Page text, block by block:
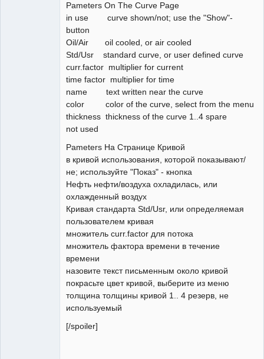
Pameters On The Curve Page
in use curve shown/not; use the "Show"-
button
Oil/Air oil cooled, or air cooled
Std/Usr standard curve, or user defined curve
curr.factor multiplier for current
time factor multiplier for time
name text written near the curve
color color of the curve, select from the menu
thickness thickness of the curve 1..4 spare
not used
Pameters На Странице Кривой
в кривой использования, которой показывают/
не; используйте "Показ" - кнопка
Нефть нефти/воздуха охладилась, или
охлажденный воздух
Кривая стандарта Std/Usr, или определяемая
пользователем кривая
множитель curr.factor для потока
множитель фактора времени в течение
времени
назовите текст письменным около кривой
покрасьте цвет кривой, выберите из меню
толщина толщины кривой 1.. 4 резерв, не
используемый
[/spoiler]